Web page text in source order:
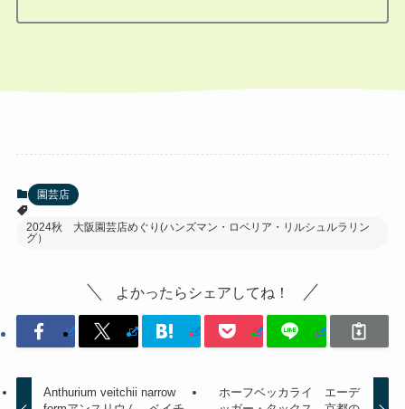
園芸店
2024秋 大阪園芸店めぐり(ハンズマン・ロベリア・リルシュルラリン
グ）
よかったらシェアしてね！
Anthurium veitchii narrow
ホーフベッカライ エーデ